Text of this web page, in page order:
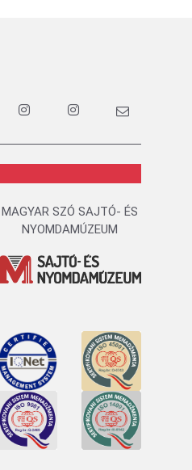
MAGYAR SZÓ SAJTÓ- ÉS
NYOMDAMÚZEUM